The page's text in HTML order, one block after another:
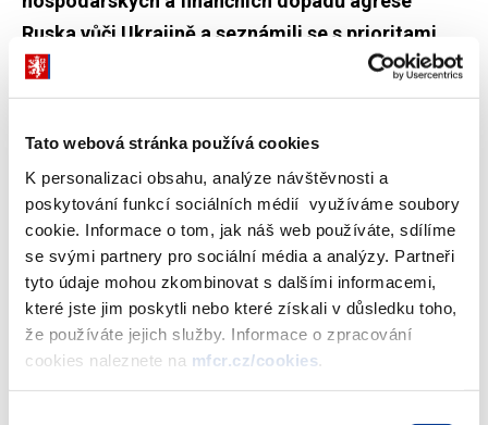
Tato webová stránka používá cookies
K personalizaci obsahu, analýze návštěvnosti a
poskytování funkcí sociálních médií využíváme soubory
cookie. Informace o tom, jak náš web používáte, sdílíme
se svými partnery pro sociální média a analýzy. Partneři
tyto údaje mohou zkombinovat s dalšími informacemi,
které jste jim poskytli nebo které získali v důsledku toho,
že používáte jejich služby. Informace o zpracování
cookies naleznete na mfcr.cz/cookies
Ruska vůči Ukrajině a seznámili se s prioritami
belgického předsednictví.
Ministři financí poprvé jednali pod belgickým předsednictvím,
které na zasedání představilo své priority a pracovní program pro
první pololetí roku 2024. Prioritou EU během belgického
předsednictví nadále zůstává podpora globální Evropy a
zachování její politické, ekonomické, vojenské a právní podpory
Ukrajině.
Mezi základní tematické oblasti belgického předsednictví v
ekonomických otázkách bude patřit posílení